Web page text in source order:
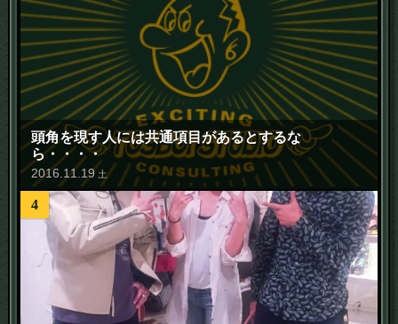
頭角を現す人には共通項目があるとするな
ら・・・・
2016 11 19 土
4